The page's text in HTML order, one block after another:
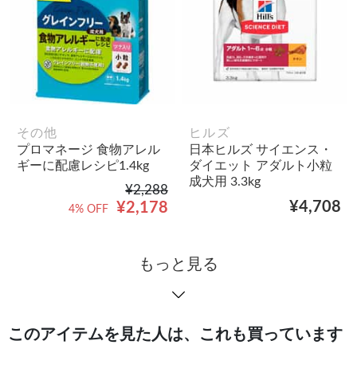
その他
プロマネージ 食物アレル
ギーに配慮レシピ1.4kg
¥2,288
¥2,178
4% OFF
ヒルズ
日本ヒルズ サイエンス・
ダイエット アダルト小粒
成犬用 3.3kg
¥4,708
もっと見る
このアイテムを見た人は、これも買っています